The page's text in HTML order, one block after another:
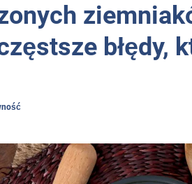
błędy,